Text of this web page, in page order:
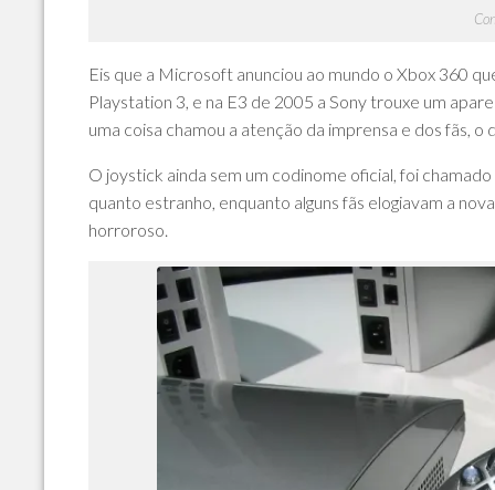
Eis que a Microsoft anunciou ao mundo o Xbox 360
Playstation 3, e na E3 de 2005 a Sony trouxe um
uma coisa chamou a atenção da imprensa e dos fãs, o
O joystick ainda sem um codinome oficial, foi
quanto estranho, enquanto alguns fãs elogiavam a
horroroso.